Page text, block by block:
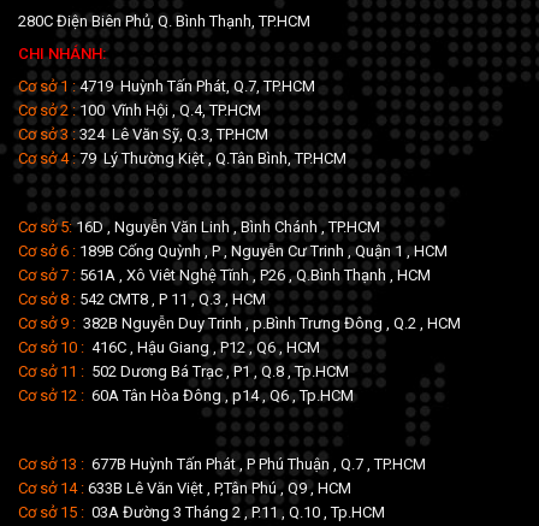
280C Điện Biên Phủ, Q. Bình Thạnh, TP.HCM
CHI NHÁNH:
Cơ sở 1 :4719 Huỳnh Tấn Phát, Q.7, TP.HCM
Cơ sở 2 :100 Vĩnh Hội , Q.4, TP.HCM
Cơ sở 3 :324 Lê Văn Sỹ, Q.3, TP.HCM
Cơ sở 4 :79 Lý Thường Kiệt , Q.Tân Bình, TP.HCM
Cơ sở 5:16D , Nguyễn Văn Linh , Bình Chánh , TP.HCM
Cơ sở 6 : 189B Cống Quỳnh , P , Nguyễn Cư Trinh , Quận 1 , HCM
Cơ sở 7 : 561A , Xô Viêt Nghệ Tĩnh , P26 , Q.Bình Thạnh , HCM
Cơ sở 8 : 542 CMT8 , P 11 , Q.3 , HCM
Cơ sở 9 : 382B Nguyễn Duy Trinh , p.Bình Trưng Đông , Q.2 , HCM
Cơ sở 10 : 416C , Hậu Giang , P12 , Q6 , HCM
Cơ sở 11 : 502 Dương Bá Trạc , P1 , Q.8 , Tp.HCM
Cơ sở 12 : 60A Tân Hòa Đông , p14 , Q6 , Tp.HCM
Cơ sở 13 : 677B Huỳnh Tấn Phát , P Phú Thuận , Q.7 , TP.HCM
Cơ sở 14 : 633B Lê Văn Việt , P,Tân Phú , Q9 , HCM
Cơ sở 15 : 03A Đường 3 Tháng 2 , P.11 , Q.10 , Tp.HCM